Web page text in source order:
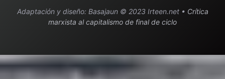
Adaptación y diseño: Basajaun © 2023 Irteen.net • Crítica
marxista al capitalismo de final de ciclo